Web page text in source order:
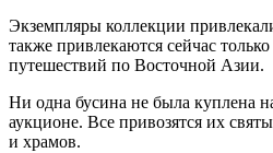
Экземпляры коллекции
также привлекаются сейчас
путешествий по Восточной Азии.
Ни одна бусина не была куплена
аукционе. Все привозятся их
и храмов.